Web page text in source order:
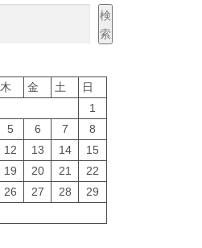
検
索
木 金 土
日
1
5 6 7
8
12 13 14
15
19 20 21
22
26 27 28
29